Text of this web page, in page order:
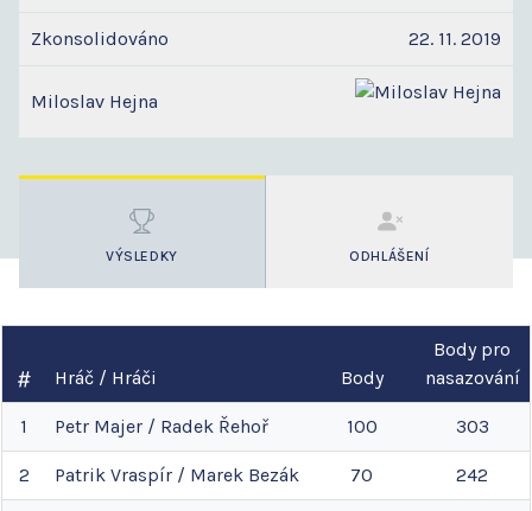
Zkonsolidováno 22. 11. 2019
Miloslav Hejna
VÝSLEDKY ODHLÁŠENÍ
Hráč / Hráči Body
Body pro
nasazování
1 Petr Majer / Radek Řehoř 100 303
2 Patrik Vraspír / Marek Bezák 70 242